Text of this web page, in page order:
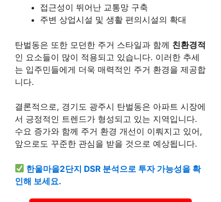
접근성이 뛰어난 교통망 구축
주변 상업시설 및 생활 편의시설의 확대
탄벌동은 또한 모던한 주거 스타일과 함께 친환경적
인 요소들이 많이 적용되고 있습니다. 이러한 추세
는 입주민들에게 더욱 매력적인 주거 환경을 제공합
니다.
결론적으로, 경기도 광주시 탄벌동은 아파트 시장에
서 긍정적인 트렌드가 형성되고 있는 지역입니다.
수요 증가와 함께 주거 환경 개선이 이뤄지고 있어,
앞으로도 꾸준한 관심을 받을 것으로 예상됩니다.
한울마을2단지 DSR 분석으로 투자 가능성을 확
인해 보세요.